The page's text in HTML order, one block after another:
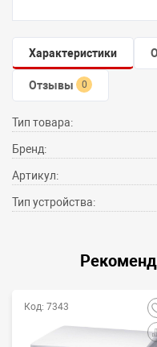
Характеристики
Отзывы 0
Тип товара:
Бренд:
Артикул:
Тип устройства:
Код: 7343